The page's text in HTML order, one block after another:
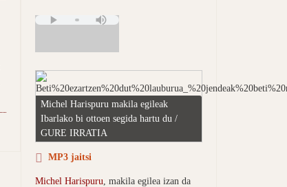
Michel Harispuru makila egileak
Ibarlako bi ottoen segida hartu du /
GURE IRRATIA
MP3 jaitsi
Michel Harispuru , makila egilea izan da